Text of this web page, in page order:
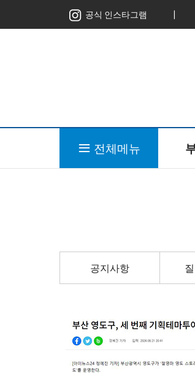
공식 인스타그램 ㅣ
전체메뉴
공지사항